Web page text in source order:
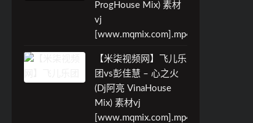
ProgHouse Mix) 素材
vj
[www.mqmix.com].mp4
【米柒视频网】飞儿乐
团vs彭佳慧 – 心之火
(Dj阿亮 VinaHouse
Mix) 素材vj
[www.mqmix.com].mp4